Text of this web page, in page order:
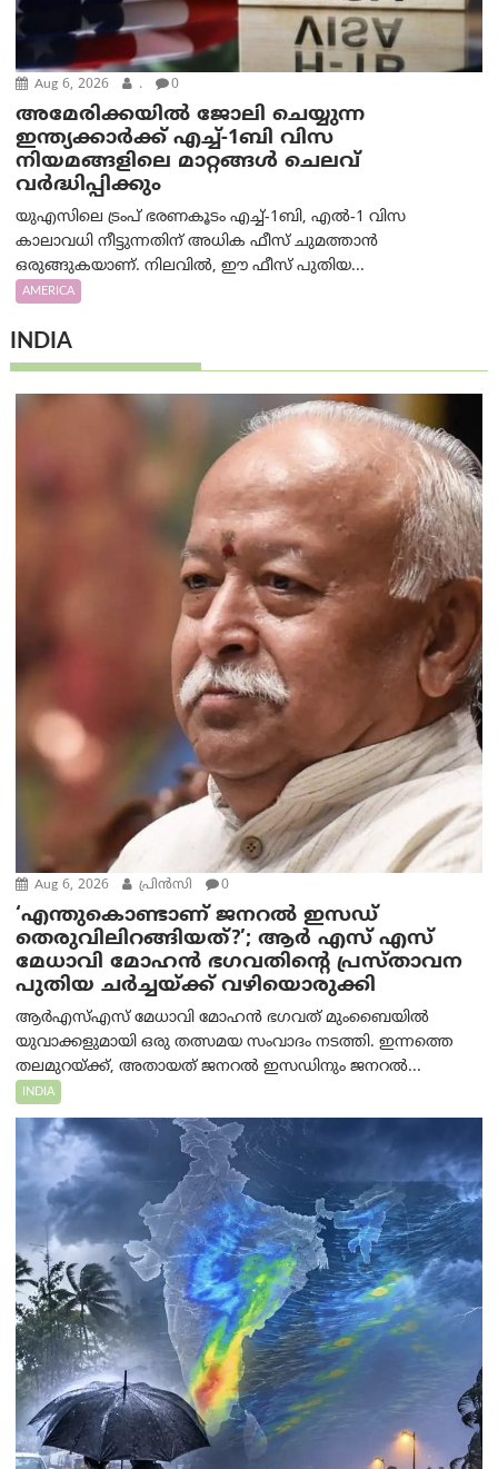
Aug 6, 2026 . 0
അമേരിക്കയില്‍ ജോലി ചെയ്യുന്ന
ഇന്ത്യക്കാർക്ക് എച്ച്-1ബി വിസ
നിയമങ്ങളിലെ മാറ്റങ്ങൾ ചെലവ്
വർദ്ധിപ്പിക്കും
യുഎസിലെ ട്രംപ് ഭരണകൂടം എച്ച്-1ബി, എൽ-1 വിസ
കാലാവധി നീട്ടുന്നതിന് അധിക ഫീസ് ചുമത്താൻ
ഒരുങ്ങുകയാണ്. നിലവിൽ, ഈ ഫീസ് പുതിയ...
AMERICA
INDIA
Aug 6, 2026 പ്രിന്‍സി 0
‘എന്തുകൊണ്ടാണ് ജനറൽ ഇസഡ്
തെരുവിലിറങ്ങിയത്?’; ആര്‍ എസ് എസ്
മേധാവി മോഹൻ ഭഗവതിന്റെ പ്രസ്താവന
പുതിയ ചര്‍ച്ചയ്ക്ക് വഴിയൊരുക്കി
ആർ‌എസ്‌എസ് മേധാവി മോഹൻ ഭഗവത് മുംബൈയിൽ
യുവാക്കളുമായി ഒരു തത്സമയ സംവാദം നടത്തി. ഇന്നത്തെ
തലമുറയ്ക്ക്, അതായത് ജനറൽ ഇസഡിനും ജനറൽ...
INDIA